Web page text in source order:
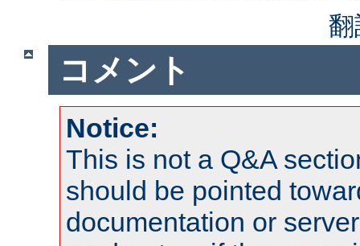
コメント
Notice:
This is not a Q&A
should be pointed
documentation or